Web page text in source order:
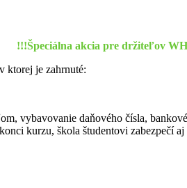
!!!Špeciálna akcia pre držiteľov
ktorej je zahrnuté:
vybavovanie daňového čísla,
kurzu, škola študentovi zabezpečí